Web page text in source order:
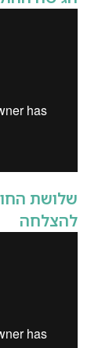
שלושת
להצלחה